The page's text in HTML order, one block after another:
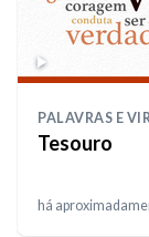
PALAVRAS E
Tesouro
há